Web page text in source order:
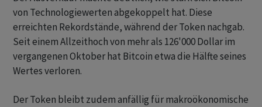
von Technologiewerten abgekoppelt hat. Diese
erreichten Rekordstände, während der Token nachgab.
Seit einem Allzeithoch von mehr als 126'000 Dollar im
vergangenen Oktober hat Bitcoin etwa die Hälfte seines
Wertes verloren.
Der Token bleibt zudem anfällig für makroökonomische